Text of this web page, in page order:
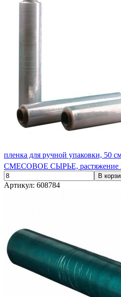
пленка для ручной упаковки, 50
СМЕСОВОЕ СЫРЬЕ, растяжение
В
Артикул: 608784